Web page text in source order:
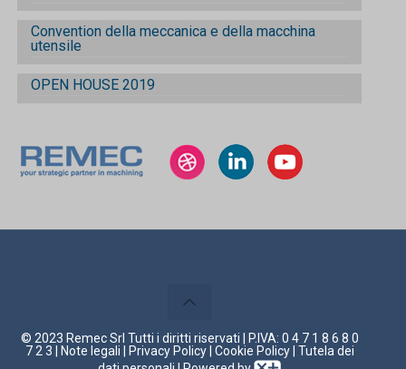
Convention della meccanica e della macchina
utensile
OPEN HOUSE 2019
© 2023 Remec Srl Tutti i diritti riservati | P.IVA: 0 4 7 1 8 6 8 0
7 2 3 |
Note legali Privacy Policy| Cookie Policy| Tutela dei